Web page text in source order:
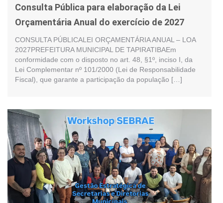
Consulta Pública para elaboração da Lei
Orçamentária Anual do exercício de 2027
CONSULTA PÚBLICALEI ORÇAMENTÁRIA ANUAL – LOA
2027PREFEITURA MUNICIPAL DE TAPIRATIBAEm
conformidade com o disposto no art. 48, §1º, inciso I, da
Lei Complementar nº 101/2000 (Lei de Responsabilidade
Fiscal), que garante a participação da população […]